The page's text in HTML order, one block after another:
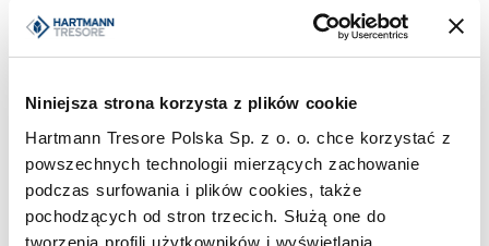
Niniejsza strona korzysta z plików cookie
Hartmann Tresore Polska Sp. z o. o. chce korzystać z
powszechnych technologii mierzących zachowanie
podczas surfowania i plików cookies, także
pochodzących od stron trzecich. Służą one do
tworzenia profili użytkowników i wyświetlania
DRZWI SKARBCOWE
HPTIII 2111
DRZWI PANCERNE
HPTV 1